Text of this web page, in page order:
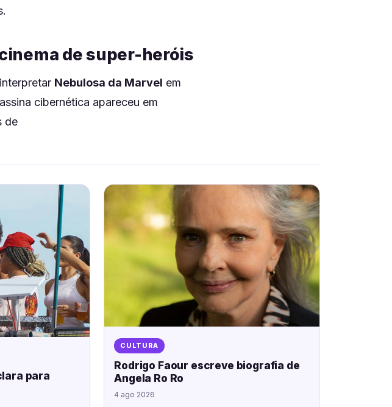
de super-heróis
Nebulosa da Marvel em
cibernética apareceu em
de
para
CULTURA
Rodrigo Faour escreve biografia de
Angela Ro Ro
4 ago 2026